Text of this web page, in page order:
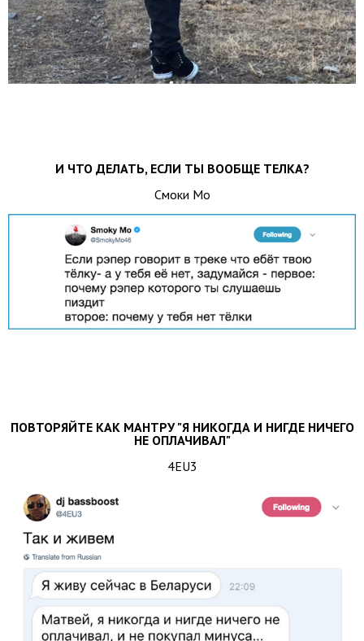
И ЧТО ДЕЛАТЬ, ЕСЛИ ТЫ ВООБЩЕ ТЕЛКА?
Смоки Мо
ПОВТОРЯЙТЕ КАК МАНТРУ "Я НИКОГДА И НИГДЕ НИЧЕГО
НЕ ОПЛАЧИВАЛ"
4EU3